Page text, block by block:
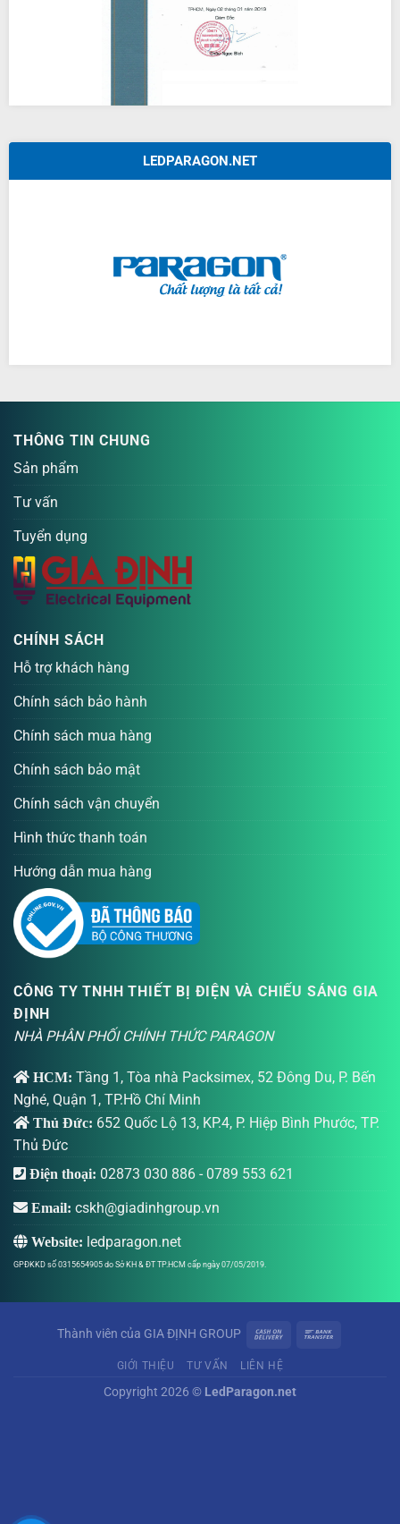
LEDPARAGON.NET
THÔNG TIN CHUNG
Sản phẩm
Tư vấn
Tuyển dụng
CHÍNH SÁCH
Hỗ trợ khách hàng
Chính sách bảo hành
Chính sách mua hàng
Chính sách bảo mật
Chính sách vận chuyển
Hình thức thanh toán
Hướng dẫn mua hàng
CÔNG TY TNHH THIẾT BỊ ĐIỆN VÀ CHIẾU SÁNG GIA
ĐỊNH
NHÀ PHÂN PHỐI CHÍNH THỨC PARAGON
HCM: Tầng 1, Tòa nhà Packsimex, 52 Đông Du, P. Bến
Nghé, Quận 1, TP.Hồ Chí Minh
Thủ Đức: 652 Quốc Lộ 13, KP.4, P. Hiệp Bình Phước, TP.
Thủ Đức
Điện thoại: 02873 030 886 - 0789 553 621
Email: cskh@giadinhgroup.vn
Website: ledparagon.net
GPĐKKD số 0315654905 do Sở KH & ĐT TP.HCM cấp ngày 07/05/2019.
Thành viên của GIA ĐỊNH GROUP
GIỚI THIỆU TƯ VẤN LIÊN HỆ
Copyright 2026 © LedParagon.net